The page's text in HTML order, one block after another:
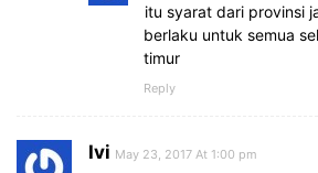
itu syarat dari provinsi
berlaku untuk semua
timur
Reply
Ivi May 23, 2017 At 1:00 pm